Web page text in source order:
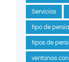
Servicios
tipo de
tipos de
ventanas